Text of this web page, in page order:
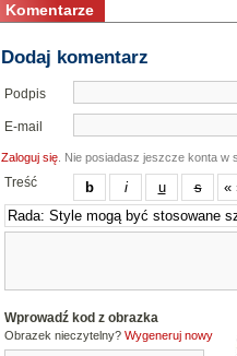
Komentarze
Dodaj komentarz
Podpis
E-mail
Zaloguj się . Nie posiadasz jeszcze konta w
Treść
Wprowadź kod z obrazka
Obrazek nieczytelny? Wygeneruj nowy